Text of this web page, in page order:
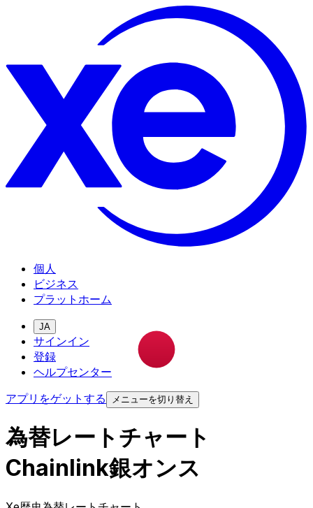
個人
ビジネス
プラットホーム
JA
サインイン
登録
ヘルプセンター
アプリをゲットする
メニューを切り替え
為替レートチャート
Chainlink銀オンス